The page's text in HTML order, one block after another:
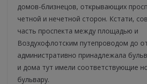
домов-близнецов, открывающих
четной и нечетной сторон. Кстати,
часть проспекта между площадью и
Воздухофлотским путепроводом до
административно принадлежала
и дома тут имели соответствующие
бульвару.